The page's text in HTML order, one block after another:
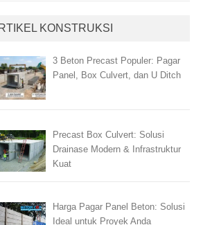
KONSTRUKSI
3 Beton Precast Populer: Pagar
Panel, Box Culvert, dan U Ditch
Precast Box Culvert: Solusi
Drainase Modern & Infrastruktur
Kuat
Harga Pagar Panel Beton: Solusi
Ideal untuk Proyek Anda